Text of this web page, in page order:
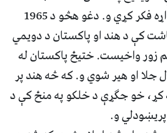
کیدو او خپلواکی په اړه فکر کړي و. دغو هڅو د 1965
کې د هند او پاکستان د دویمي
زور واخیست. ختیځ پاکستان له
جلا او هیر شوي و. که څه هند پر
کړ، خو جګړې د خلکو په منځ کې د
و.